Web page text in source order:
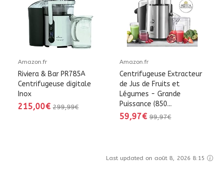
Amazon.fr
Riviera & Bar PR785A
Centrifugeuse digitale
Inox
215,00€ 299,99€
Amazon.fr
Centrifugeuse Extracteur
de Jus de Fruits et
Légumes - Grande
Puissance (850...
59,97€ 99,97€
Last updated on août 8, 2026 8:15